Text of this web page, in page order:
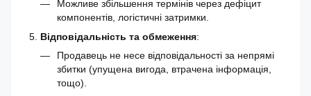
Можливе збільшення термінів через дефіцит
компонентів, логістичні затримки.
Відповідальність та обмеження:
Продавець не несе відповідальності за непрямі
збитки (упущена вигода, втрачена інформація,
тощо).